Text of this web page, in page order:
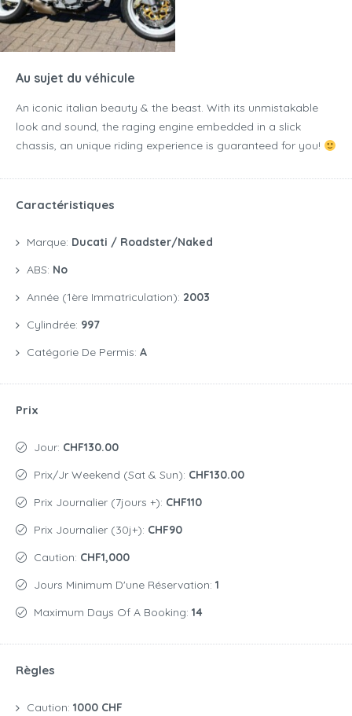
Au sujet du véhicule
An iconic italian beauty & the beast. With its unmistakable
look and sound, the raging engine embedded in a slick
chassis, an unique riding experience is guaranteed for you!
Caractéristiques
Marque: Ducati / Roadster/naked
ABS: No
Année (1ère Immatriculation): 2003
Cylindrée: 997
Catégorie De Permis: A
Prix
Jour: CHF130.00
Prix/jr Weekend (Sat & Sun): CHF130.00
Prix Journalier (7jours +): CHF110
Prix Journalier (30j+): CHF90
Caution: CHF1,000
Jours Minimum D'une Réservation: 1
Maximum Days Of A Booking: 14
Règles
Caution: 1000 CHF